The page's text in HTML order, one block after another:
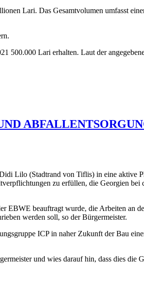
Lari. Das Gesamtvolumen umfasst
Lari erhalten. Laut der
Lilo (Stadtrand von Tiflis) in eine aktive
zu erfüllen, die Georgien
beauftragt wurde, die Arbeiten an
werden soll, so der Bürgermeister.
ICP in naher Zukunft der Bau
und wies darauf hin, dass dies die